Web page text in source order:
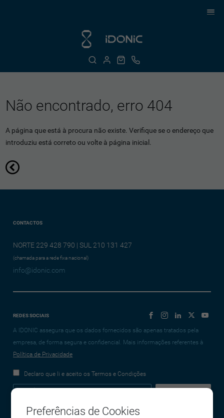
Não encontrado, erro 404
A página que está à procura não existe. Verifique se o endereço que
introduziu está correto ou volte à página inicial.
CONTACTOS
NORTE 229 428 790 | SUL 210 131 427
(chamada para a rede fixa nacional)
info@idonic.com
REDES SOCIAIS
A IDONIC assegura que os dados fornecidos são apenas tratados pela
empresa, de forma segura e confidencial. Mais informações referentes à
Política de Privacidade
Declaro que li e aceito os Termos e Condições
Preferências de Cookies